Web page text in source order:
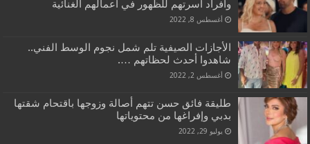
وأفراد أسرتهم للظهور في أعمالهم الغنائية
أغسطس 8, 2022
الأجازات الصيفية تلم شمل نجوم الوسط الفني..
شاهدوا أحدث لحظاتهم ….
أغسطس 2, 2022
طليقة فائق حسن تتهم أصالة وزوجها باقتحام شقتها
بدبي وإفراغها من محتوياتها
يوليو 29, 2022